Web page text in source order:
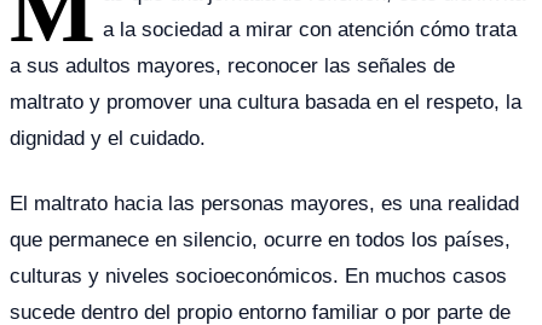
a la sociedad a mirar con atención cómo trata
a sus adultos mayores, reconocer las señales de
maltrato y promover una cultura basada en el respeto, la
dignidad y el cuidado.
El maltrato hacia las personas mayores, es una realidad
que permanece en silencio, ocurre en todos los países,
culturas y niveles socioeconómicos. En muchos casos
sucede dentro del propio entorno familiar o por parte de